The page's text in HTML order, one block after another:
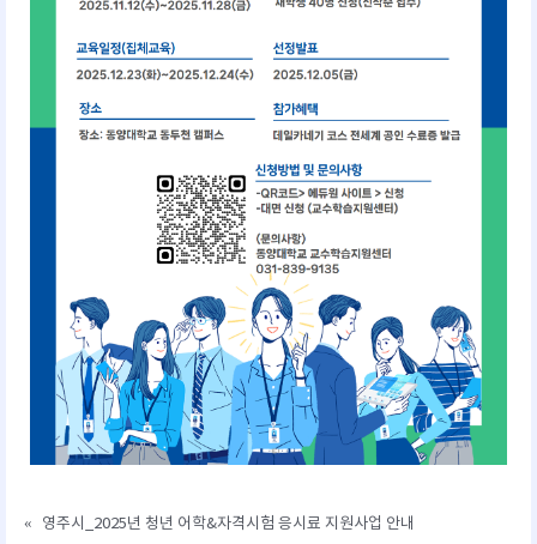
« 영주시_2025년 청년 어학&자격시험 응시료 지원사업 안내